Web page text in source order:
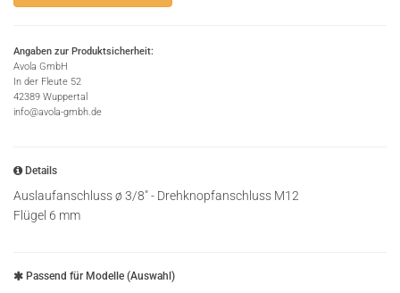
Angaben zur Produktsicherheit:
Avola GmbH
In der Fleute 52
42389 Wuppertal
info@avola-gmbh.de
Details
Auslaufanschluss ø 3/8" - Drehknopfanschluss M12
Flügel 6 mm
Passend für Modelle (Auswahl)